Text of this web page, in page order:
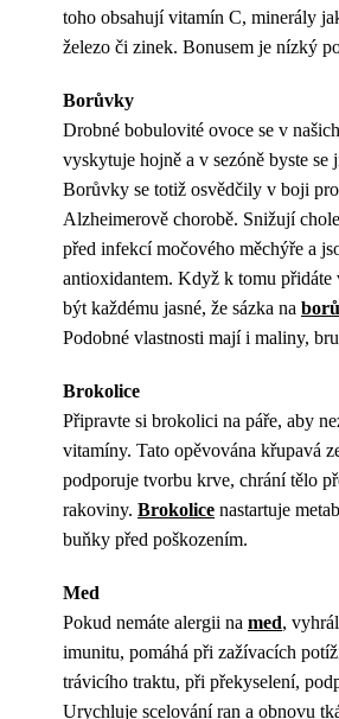
toho obsahují vitamín C, minerály
železo či zinek. Bonusem je nízký
Borůvky
Drobné bobulovité ovoce se v
vyskytuje hojně a v sezóně byste se
Borůvky se totiž osvědčily v boji
Alzheimerově chorobě. Snižují
před infekcí močového měchýře a
antioxidantem. Když k tomu
být každému jasné, že sázka na
Podobné vlastnosti mají i maliny,
Brokolice
Připravte si brokolici na páře, aby
vitamíny. Tato opěvována křupavá
podporuje tvorbu krve, chrání tělo
rakoviny. Brokolice nastartuje
buňky před poškozením.
Med
Pokud nemáte alergii na med,
imunitu, pomáhá při zažívacích
trávicího traktu, při překyselení,
Urychluje scelování ran a obnovu